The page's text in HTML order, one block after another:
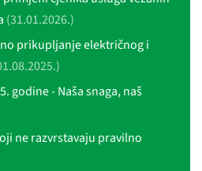
(31.01.2026.)
prikupljanje električnog i
godine - Naša snaga, naš
ne razvrstavaju pravilno